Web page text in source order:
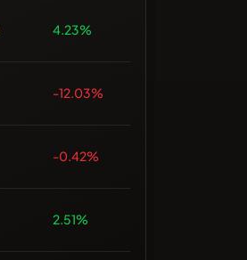
4.23%
-12.03%
-0.42%
2.51%